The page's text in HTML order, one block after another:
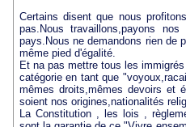
Certains disent que nous
pas.Nous travaillons,payons
pays.Nous ne demandons rien de
même pied d'égalité.
Et na pas mettre tous les
catégorie en tant que
mêmes droits,mêmes devoirs et
soient nos origines,nationalités
La Constitution , les lois ,